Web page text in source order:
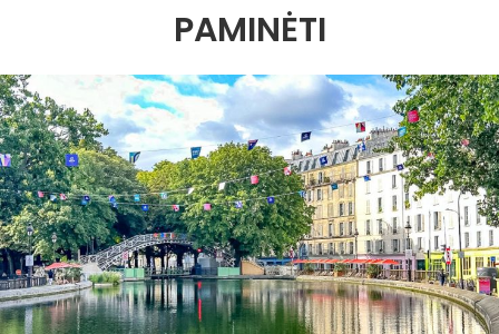
PAMINĖTI